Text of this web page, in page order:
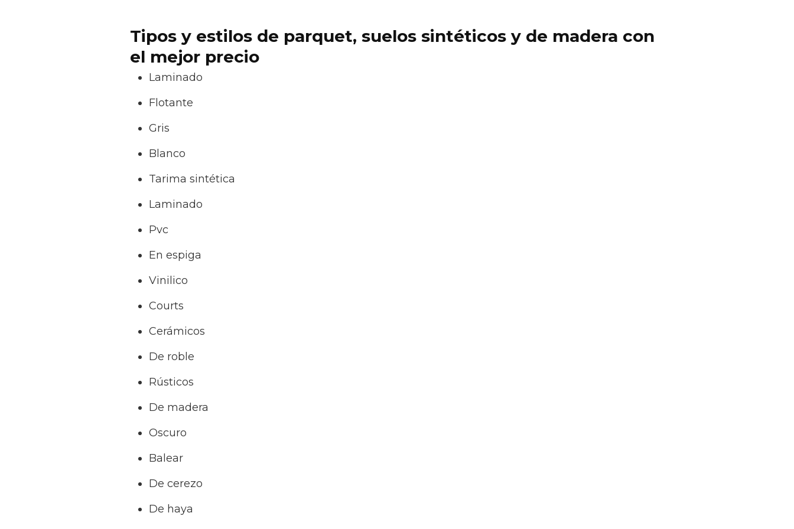
Tipos y estilos de parquet, suelos sintéticos y de madera con
el mejor precio
Laminado
Flotante
Gris
Blanco
Tarima sintética
Laminado
Pvc
En espiga
Vinilico
Courts
Cerámicos
De roble
Rústicos
De madera
Oscuro
Balear
De cerezo
De haya